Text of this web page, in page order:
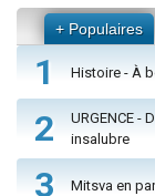
+ Populaires
1 Histoire - À
2
URGENCE -
insalubre
3 Mitsva en